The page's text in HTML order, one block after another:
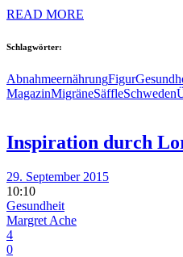
READ MORE
Schlagwörter:
AbnahmeernährungFigur
MagazinMigräneSäffleSchweden
Inspiration durch
29. September 2015
10:10
Gesundheit
Margret Ache
4
0